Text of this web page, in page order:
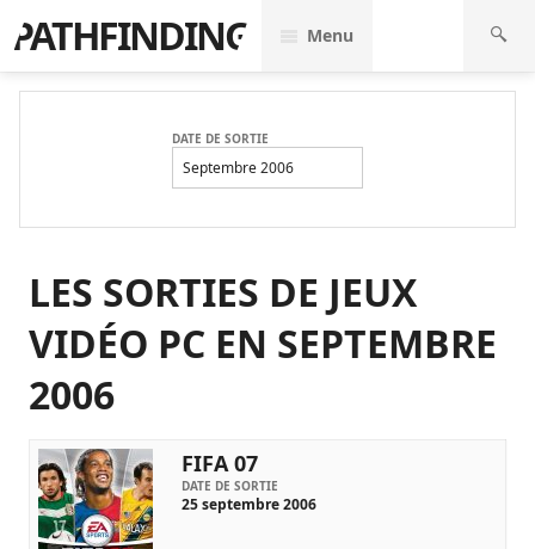
PATHFINDING Menu
DATE DE SORTIE
Septembre 2006
LES SORTIES DE JEUX
VIDÉO PC EN SEPTEMBRE
2006
FIFA 07
DATE DE SORTIE
25 septembre 2006